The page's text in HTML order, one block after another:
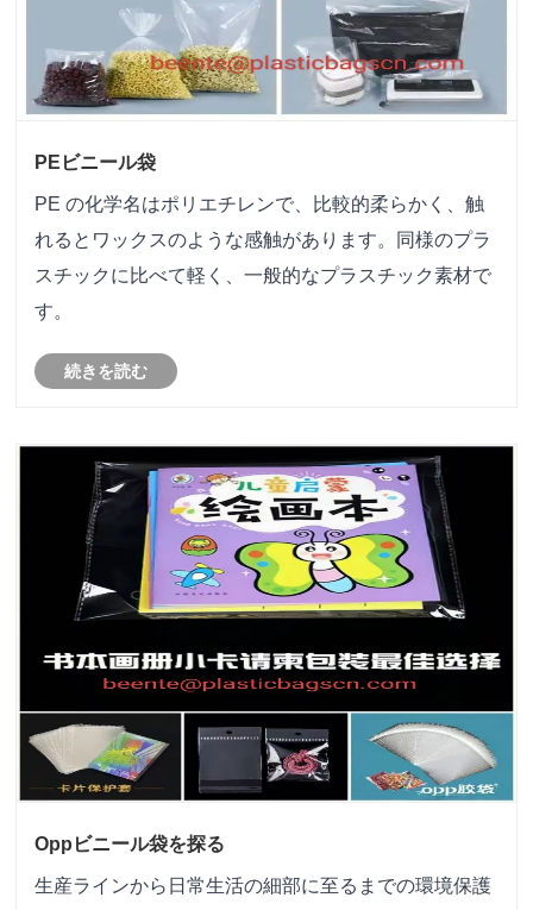
PEビニール袋
PE の化学名はポリエチレンで、比較的柔らかく、触
れるとワックスのような感触があります。同様のプラ
スチックに比べて軽く、一般的なプラスチック素材で
す。
続きを読む
Oppビニール袋を探る
生産ラインから日常生活の細部に至るまでの環境保護